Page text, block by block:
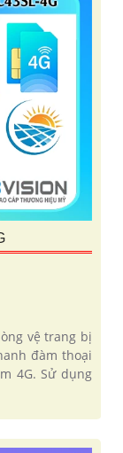
vệ trang bị
đàm thoại
4G. Sử dụng